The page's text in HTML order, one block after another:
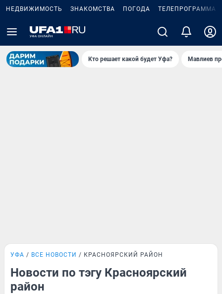
НЕДВИЖИМОСТЬ ЗНАКОМСТВА ПОГОДА ТЕЛЕПРОГРАММА
Кто решает какой будет Уфа? Мавлиев
УФА ВСЕ НОВОСТИ КРАСНОЯРСКИЙ РАЙОН
Новости по тэгу Красноярский
район